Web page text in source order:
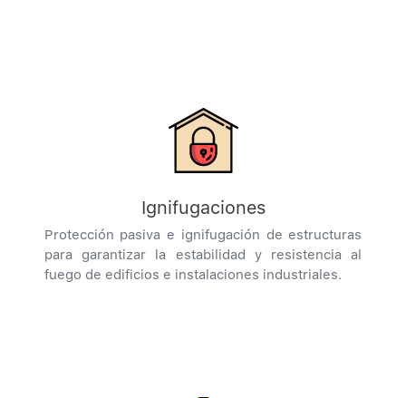
Ignifugaciones
Protección pasiva e ignifugación de estructuras
para garantizar la estabilidad y resistencia al
fuego de edificios e instalaciones industriales.